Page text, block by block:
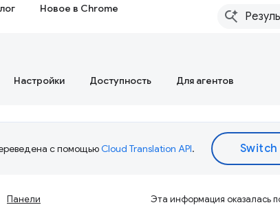
Новое в Chrome
Настройки Доступность Для агентов
с помощьюCloud Translation API.
Панели Эта информация оказалась